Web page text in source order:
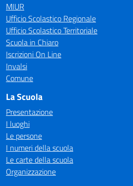
MIUR
Ufficio Scolastico Regionale
Ufficio Scolastico Territoriale
Scuola in Chiaro
Iscrizioni On Line
Invalsi
Comune
La Scuola
Presentazione
I luoghi
Le persone
I numeri della scuola
Le carte della scuola
Organizzazione